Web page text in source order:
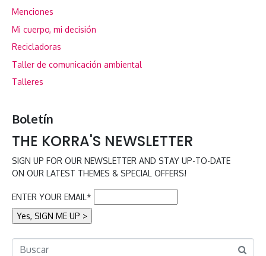
Menciones
Mi cuerpo, mi decisión
Recicladoras
Taller de comunicación ambiental
Talleres
Boletín
THE KORRA'S NEWSLETTER
SIGN UP FOR OUR NEWSLETTER AND STAY UP-TO-DATE
ON OUR LATEST THEMES & SPECIAL OFFERS!
ENTER YOUR EMAIL*